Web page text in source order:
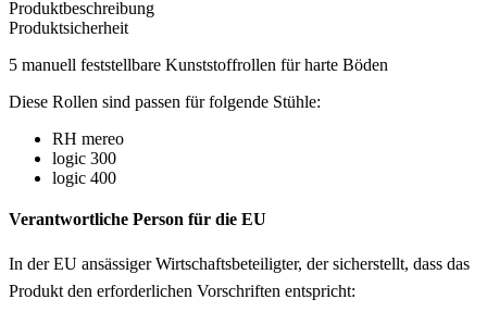
Produktbeschreibung
Produktsicherheit
5 manuell feststellbare Kunststoffrollen für harte Böden
Diese Rollen sind passen für folgende Stühle:
RH mereo
logic 300
logic 400
Verantwortliche Person für die EU
In der EU ansässiger Wirtschaftsbeteiligter, der sicherstellt, dass das
Produkt den erforderlichen Vorschriften entspricht: